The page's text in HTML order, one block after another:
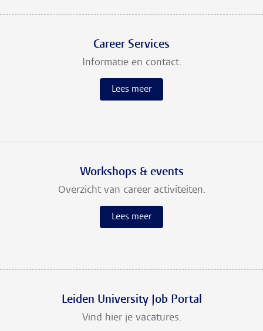
Career Services
Informatie en contact.
Lees meer
Workshops & events
Overzicht van career activiteiten.
Lees meer
Leiden University Job Portal
Vind hier je vacatures.